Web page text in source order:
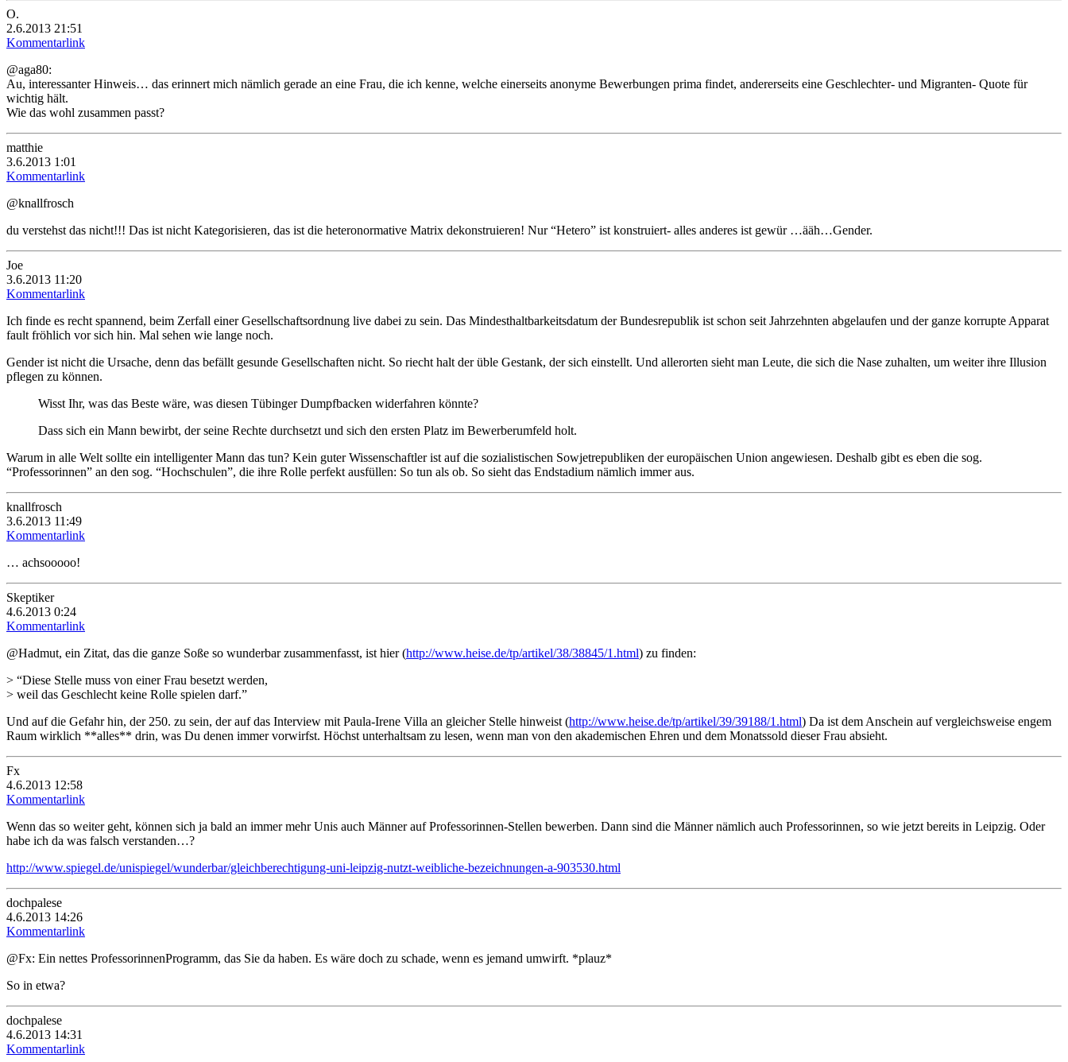
O.
2.6.2013 21:51
Kommentarlink
@aga80:
Au, interessanter Hinweis… das erinnert mich nämlich gerade an eine Frau, die ich kenne, welche einerseits anonyme Bewerbungen prima findet, andererseits eine Geschlechter- und Migranten- Quote für
wichtig hält.
Wie das wohl zusammen passt?
matthie
3.6.2013 1:01
Kommentarlink
@knallfrosch
du verstehst das nicht!!! Das ist nicht Kategorisieren, das ist die heteronormative Matrix dekonstruieren! Nur “Hetero” ist konstruiert- alles anderes ist gewür …ääh…Gender.
Joe
3.6.2013 11:20
Kommentarlink
Ich finde es recht spannend, beim Zerfall einer Gesellschaftsordnung live dabei zu sein. Das Mindesthaltbarkeitsdatum der Bundesrepublik ist schon seit Jahrzehnten abgelaufen und der ganze korrupte Apparat
fault fröhlich vor sich hin. Mal sehen wie lange noch.
Gender ist nicht die Ursache, denn das befällt gesunde Gesellschaften nicht. So riecht halt der üble Gestank, der sich einstellt. Und allerorten sieht man Leute, die sich die Nase zuhalten, um weiter ihre Illusion
pflegen zu können.
Wisst Ihr, was das Beste wäre, was diesen Tübinger Dumpfbacken widerfahren könnte?
Dass sich ein Mann bewirbt, der seine Rechte durchsetzt und sich den ersten Platz im Bewerberumfeld holt.
Warum in alle Welt sollte ein intelligenter Mann das tun? Kein guter Wissenschaftler ist auf die sozialistischen Sowjetrepubliken der europäischen Union angewiesen. Deshalb gibt es eben die sog.
“Professorinnen” an den sog. “Hochschulen”, die ihre Rolle perfekt ausfüllen: So tun als ob. So sieht das Endstadium nämlich immer aus.
knallfrosch
3.6.2013 11:49
Kommentarlink
… achsooooo!
Skeptiker
4.6.2013 0:24
Kommentarlink
@Hadmut, ein Zitat, das die ganze Soße so wunderbar zusammenfasst, ist hier (http://www.heise.de/tp/artikel/38/38845/1.html) zu finden:
> “Diese Stelle muss von einer Frau besetzt werden,
> weil das Geschlecht keine Rolle spielen darf.”
Und auf die Gefahr hin, der 250. zu sein, der auf das Interview mit Paula-Irene Villa an gleicher Stelle hinweist (http://www.heise.de/tp/artikel/39/39188/1.html) Da ist dem Anschein auf vergleichsweise engem
Raum wirklich **alles** drin, was Du denen immer vorwirfst. Höchst unterhaltsam zu lesen, wenn man von den akademischen Ehren und dem Monatssold dieser Frau absieht.
Fx
4.6.2013 12:58
Kommentarlink
Wenn das so weiter geht, können sich ja bald an immer mehr Unis auch Männer auf Professorinnen-Stellen bewerben. Dann sind die Männer nämlich auch Professorinnen, so wie jetzt bereits in Leipzig. Oder
habe ich da was falsch verstanden…?
http://www.spiegel.de/unispiegel/wunderbar/gleichberechtigung-uni-leipzig-nutzt-weibliche-bezeichnungen-a-903530.html
dochpalese
4.6.2013 14:26
Kommentarlink
@Fx: Ein nettes ProfessorinnenProgramm, das Sie da haben. Es wäre doch zu schade, wenn es jemand umwirft. *plauz*
So in etwa?
dochpalese
4.6.2013 14:31
Kommentarlink